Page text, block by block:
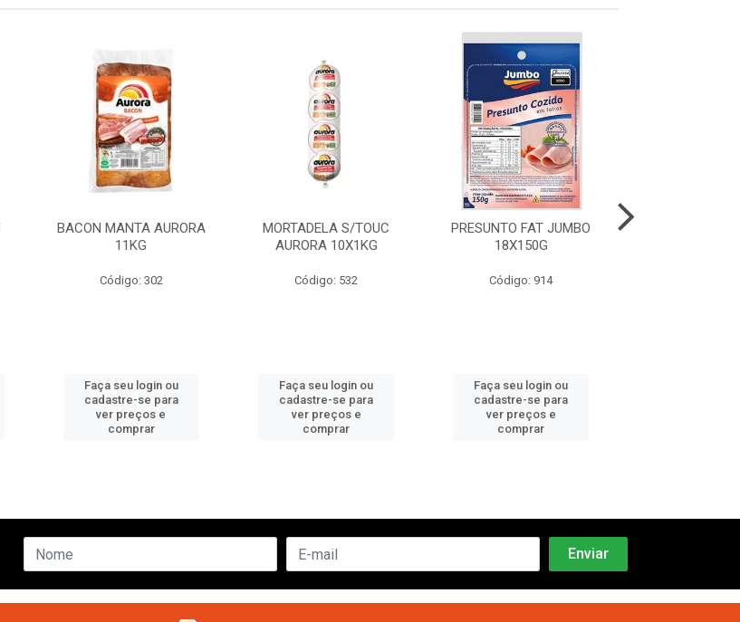
BACON MANTA AURORA
11KG
Código: 302
Faça seu login ou
cadastre-se para
ver preços e
comprar
MORTADELA S/TOUC
AURORA 10X1KG
Código: 532
Faça seu login ou
cadastre-se para
ver preços e
comprar
PRESUNTO FAT JUMBO
18X150G
Código: 914
Faça seu login ou
cadastre-se para
ver preços e
comprar